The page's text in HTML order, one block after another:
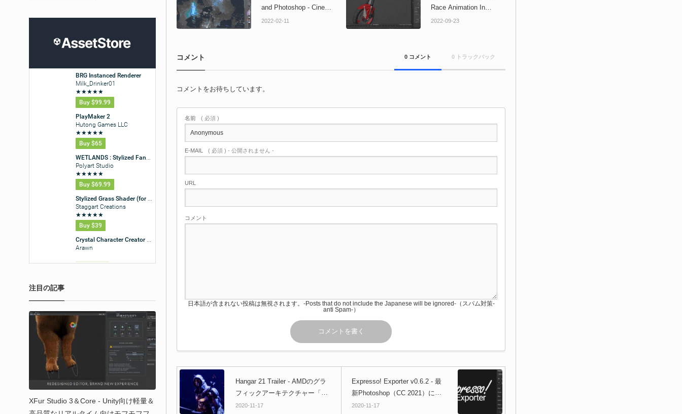
て取り扱い開始！
始！
and Photoshop - Cinema
4DとPhotoshopを使用し
2022-02-11
Race Animation In
Blender - バイクのシネマ
説コース！「Wingfox」
2022-09-23
コメント 0 コメント 0 トラックバック
コメントをお待ちしています。
名前 ( 必須 )
E-MAIL ( 必須 ) - 公開されません -
URL
コメント
日本語が含まれない投稿は無視されます。-Posts that do not include the Japanese will be ignored-（スパム対策-
anti Spam-）
Hangar 21 Trailer - AMDのグラ
フィックアーキテクチャー「RD
NA 2」技術デモトレーラーが公
2020-11-17
Expresso! Exporter v0.6.2 - 最
新Photoshop（CC 2021）にも
対応！グループレイヤーをRGB
2020-11-17
注目の記事
XFur Studio 3＆Core - Unity向け軽量＆